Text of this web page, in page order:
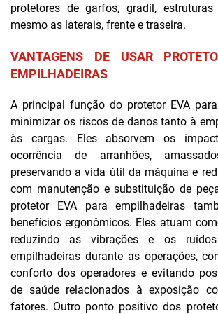
protetores de garfos, gradil,
mesmo as laterais, frente e traseira.
VANTAGENS DE USAR
EMPILHADEIRAS
A principal função do protetor EVA
minimizar os riscos de danos tanto à
às cargas. Eles absorvem os
ocorrência de arranhões,
preservando a vida útil da máquina e
com manutenção e substituição de
protetor EVA para empilhadeiras
benefícios ergonômicos. Eles atuam
reduzindo as vibrações e os
empilhadeiras durante as operações,
conforto dos operadores e evitando
de saúde relacionados à exposição
fatores. Outro ponto positivo dos